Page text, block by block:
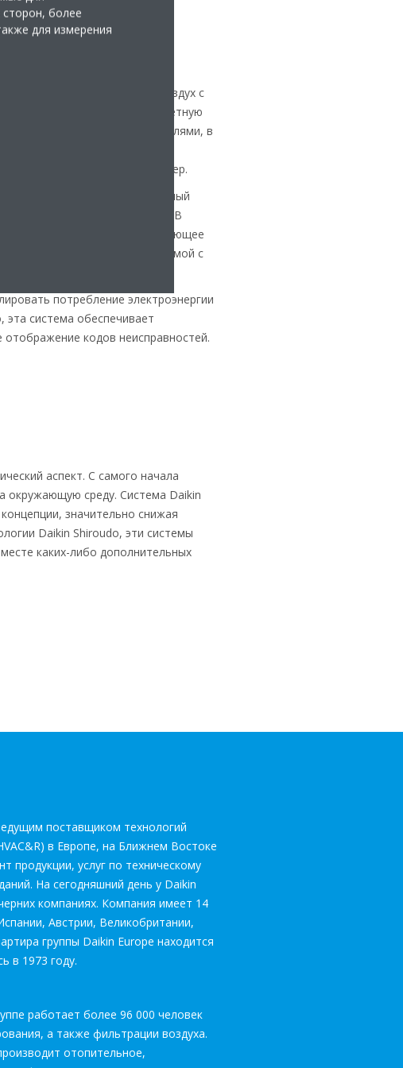
моментом при выборе было
в помещениях и
блока оформлению
настенный блок воздух-воздух с
на канальную или кассетную
декоративными панелями, в
вписываются в любой интерьер.
жильцам предложен стандартный
и подключением по Bluetooth. В
по Wi-Fi, позволяющее
по возвращении домой с
потребление электроэнергии
система обеспечивает
кодов неисправностей.
аспект. С самого начала
окружающую среду. Система Daikin
значительно снижая
Daikin Shiroudo, эти системы
каких-либо дополнительных
поставщиком технологий
в Европе, на Ближнем Востоке
продукции, услуг по техническому
На сегодняшний день у Daikin
компаниях. Компания имеет 14
Австрии, Великобритании,
группы Daikin Europe находится
в 1973 году.
работает более 96 000 человек
а также фильтрации воздуха.
отопительное,
более
для измерения